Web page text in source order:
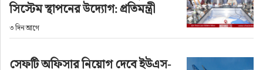
বিদেশযাত্রা
সিস্টেম স্থাপনের উদ্যোগ: প্রতিমন্ত্রী
৩ দিন আগে
সেফটি অফিসার নিয়োগ দেবে ইউএস-